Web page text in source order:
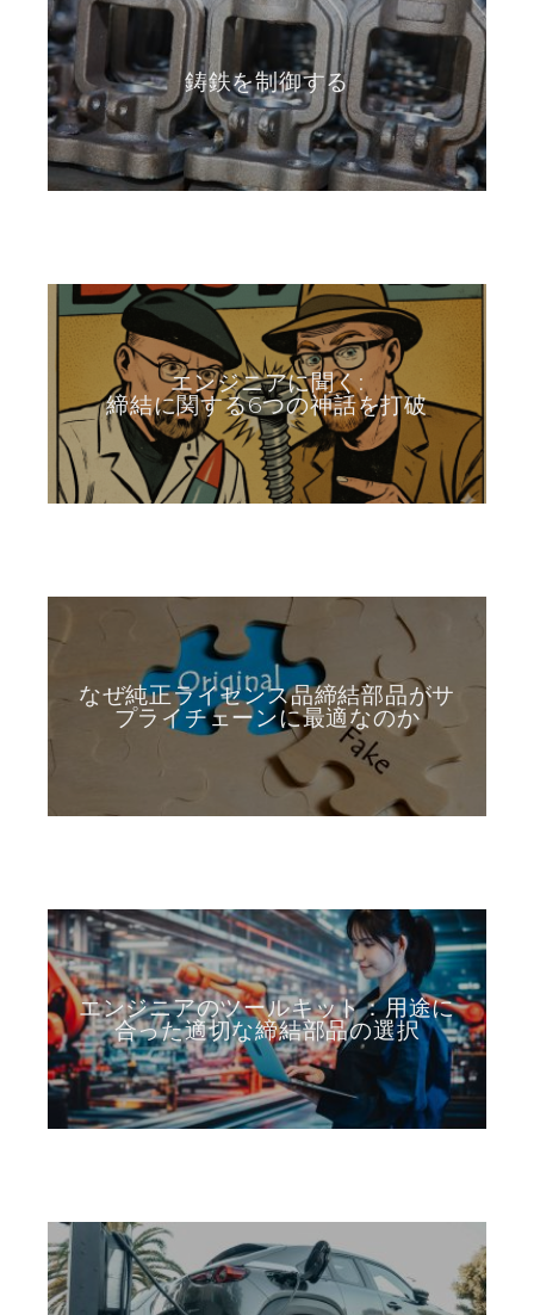
鋳鉄を制御する
エンジニアに聞く:
締結に関する6つの神話を打破
なぜ純正ライセンス品締結部品がサ
プライチェーンに最適なのか
エンジニアのツールキット：用途に
合った適切な締結部品の選択